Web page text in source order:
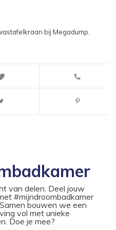
bij Megadump.
van delen. Deel jouw
#mijndroombadkamer
bouwen we een
vol met unieke
Doe je mee?